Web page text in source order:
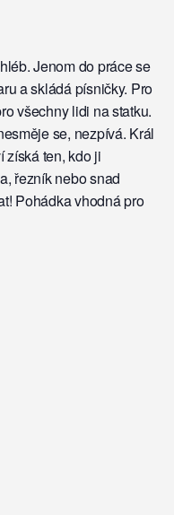
Jenom do práce se
a skládá písničky. Pro
všechny lidi na statku.
se, nezpívá. Král
získá ten, kdo ji
řezník nebo snad
Pohádka vhodná pro